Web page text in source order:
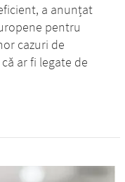
a anunțat
pentru
cazuri de
ar fi legate de